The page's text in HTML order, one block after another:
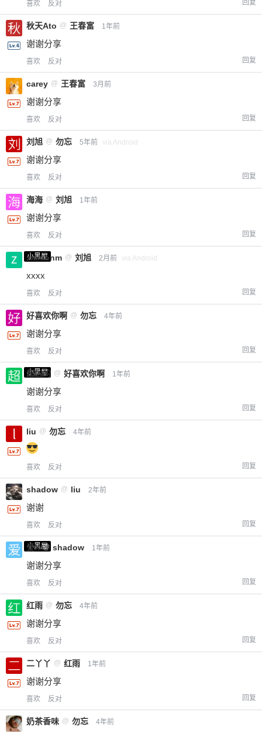
喜欢 反对 回复
秋天Ato @ 王春富 1年前
谢谢分享
喜欢 反对 回复
carey @ 王春富 3月前
谢谢分享
喜欢 反对 回复
刘旭 @ 勿忘 5年前 via Android
谢谢分享
喜欢 反对 回复
海海 @ 刘旭 1年前
谢谢分享
喜欢 反对 回复
小黑屋
zxcvbnm @ 刘旭 2月前 via Android
xxxx
喜欢 反对 回复
好喜欢你啊 @ 勿忘 4年前
谢谢分享
喜欢 反对 回复
小黑屋
超凶的 @ 好喜欢你啊 1年前
谢谢分享
喜欢 反对 回复
liu @ 勿忘 4年前
喜欢 反对 回复
shadow @ liu 2年前
谢谢
喜欢 反对 回复
小黑屋
爱X @ shadow 1年前
谢谢分享
喜欢 反对 回复
红雨 @ 勿忘 4年前
谢谢分享
喜欢 反对 回复
二丫丫 @ 红雨 1年前
谢谢分享
喜欢 反对 回复
奶茶香味 @ 勿忘 4年前